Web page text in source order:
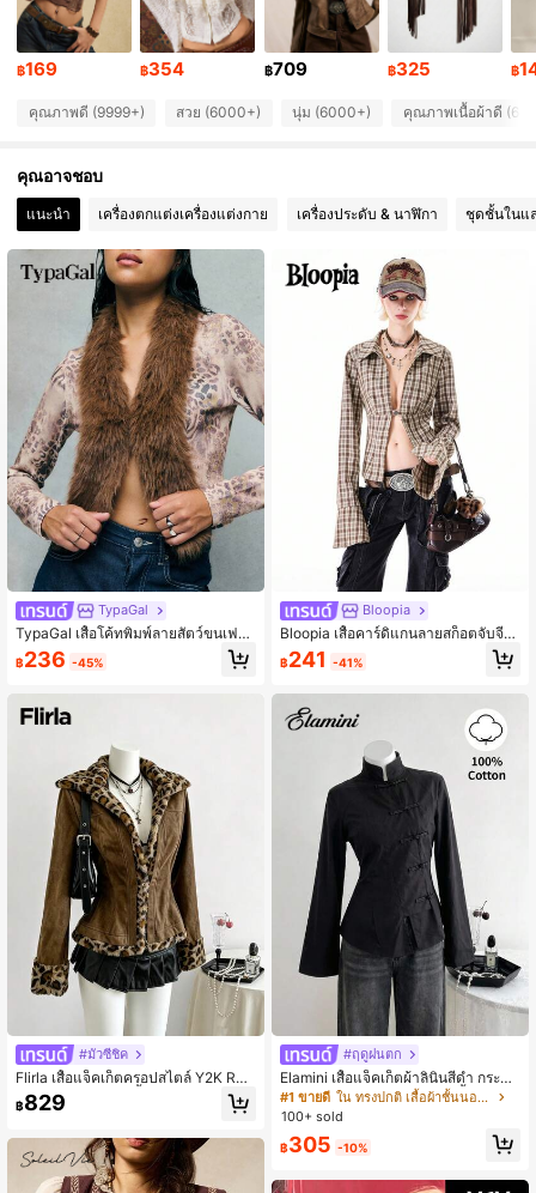
4.84 253K ผู้ติดตาม
4.84 253K ผู้ติดตาม
4.84 253K ผู้ติดตาม
4.84 253K ผู้ติดตาม
฿169 ฿354 ฿709 ฿325 ฿
คุณภาพดี (9999+) สวย (6000+) นุ่ม (6000+) คุณภาพเนื้อผ้าดี
คุณอาจชอบ
แนะนำ เครื่องตกแต่งเครื่องแต่งกาย เครื่องประดับ & นาฬิกา ชุดชั้นในแ
TypaGal
TypaGal เสื้อโค้ทพิมพ์ลายสัตว์ขนเฟอร์
เทียมสำหรับฤดูใบไม้ร่วง/ฤดูหนาว สไต
ล์ Y2k และ 2000s
฿236 -45%
#มั่วซีชิค
Flirla เสื้อแจ็คเก็ตครอปสไตล์ Y2K Retr
o Varsity พร้อมปกเสื้อขนแกะสำหรับผู้
หญิง, ทรงเข้ารูป, สำหรับฤดูใบไม้ร่วง/ฤ
฿829
Bloopia
Bloopia เสื้อคาร์ดิแกนลายสก็อตจับจีบเ
อวตะขอโลหะสำหรับผู้หญิง
฿241 -41%
#ฤดูฝนตก
Elamini เสื้อแจ็คเก็ตผ้าลินินสีดำ กระดุม
คอจีนด้านหน้าแบบเปิด ชายเสื้อไม่สมม
าตร แขนยาว สำหรับผู้หญิง สไตล์จีนวิน
านวิชาการที่หรูหรา สวมใส่ได้ทุกวัน
#1 ขายดี
ใน ทรงปกติ เสื้อผ้าชั้นนอกผู้หญิง
100+ sold
฿305 -10%